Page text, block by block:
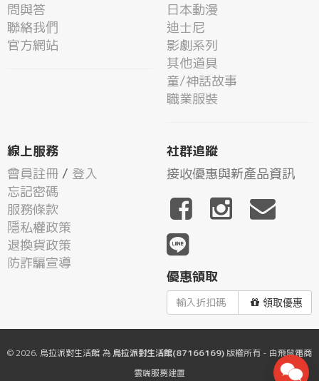
問與答
聯絡我們
官方網站
日本動漫
迪士尼
影劇系列
其他道具
童/神話故事
職業服裝
線上服務
會員註冊 / 登入
忘記密碼
服務條款
隱私權政策
退換貨政策
防詐騙宣導
社群追蹤
接收優惠與新產品資訊
優惠領取
領取優惠
© 2026. 烏拉派對生活館 為 烏拉派對生活館(87166169)版權所有 - 由飛鼠電商
雲端服務建置